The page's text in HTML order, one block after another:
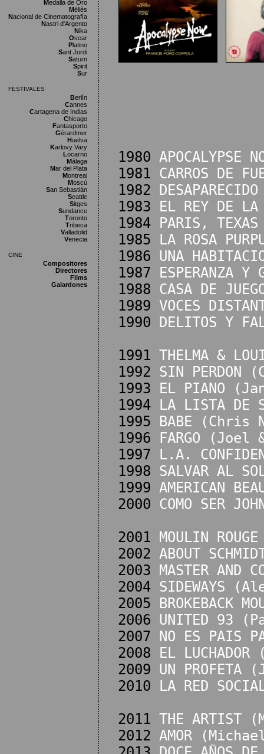
Medalla de Oro
Méliès
Nacional de Cinematografía
Nastri d'Argento
Nika
Oscar
Platino
Sant Jordi
Saturn
Spirit
Sur
FESTIVALES
Berlín
Cannes
Cartagena de Indias
Chicago
Fantasporto
Gérardmer
Huelva
Karlovy Vary
Locarno
Málaga
Mar del Plata
Montreal
Moscú
San Sebastián
Seattle
Sitges
Sundance
Toronto
Tribeca
Valladolid
Venecia
CINE
Compositores
Directores
Films
Galardones
1980
1981 CARROS DE
1982
1983
EL REY DE
1984
PARIS,
1985
LA ROSA
1986 UNA
1987
ESPERANZA
1988 CASA DE
1989 VOCES
1990
DELITOS Y
1991 THELMA &
1992 SIN
1993
EL PIANO
1994
LA LISTA DE
1995
BABE (Chris
1996
FARGO (Joel
1997
L.A.
1998 SALVAR AL
1999 AMERICAN
2000 COMO SER
2001
MOULIN
2002 ABOUT
2003
MASTER AND
2004 SIDEWAYS
2005
BROKEBACK
2006 UNITED 93
2007
NO ES PAIS
2008
EL
2009 UN
2010
LA RED
2011 THE ARTIST
2012 AMOR